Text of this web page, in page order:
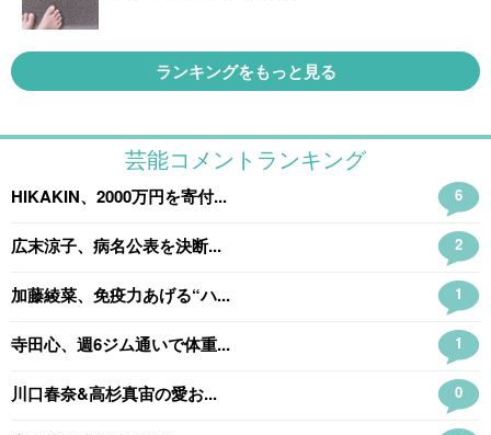
ランキングをもっと見る